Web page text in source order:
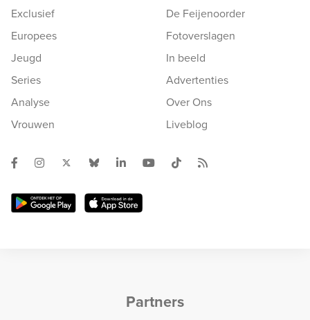
Exclusief
Europees
Jeugd
Series
Analyse
Vrouwen
De Feijenoorder
Fotoverslagen
In beeld
Advertenties
Over Ons
Liveblog
Partners